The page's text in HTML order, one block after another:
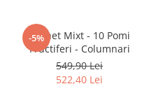
-5%
Pachet Mixt - 10 Pomi
Fructiferi - Columnari
549,90 Lei
522,40 Lei